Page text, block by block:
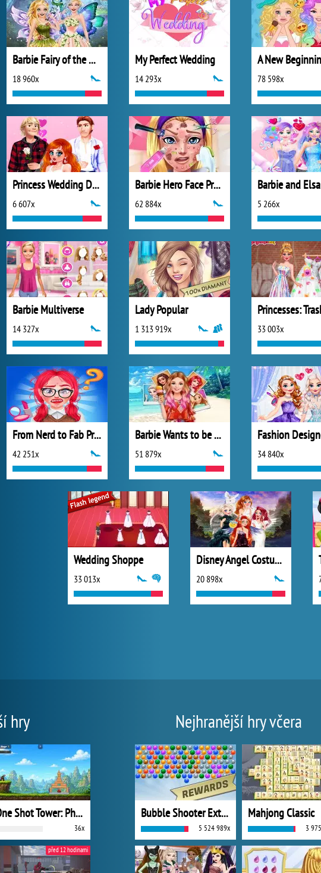
Barbie Fairy of the Woods
18 960x
My Perfect Wedding
14 293x 78 598x
Princess Wedding Drama
6 607x
Barbie Hero Face Problem
62 884x 5 266x
Barbie Multiverse
14 327x
Lady Popular
1 313 919x 33 003x
From Nerd to Fab Prom Edition
42 251x
Barbie Wants to be a Princess
51 879x 34 840x
Wedding Shoppe
33 013x
Disney Angel Costumes
20 898x
hry
One Shot Tower: Physics Destroyer
36x
před 12 hodinami
Nejhranější hry včera
Bubble Shooter Extreme
5 524 989x
Mahjong Classic
3